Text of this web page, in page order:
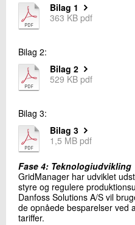
Bilag 1
363 KB pdf
Bilag 2:
Bilag 2
529 KB pdf
Bilag 3:
Bilag 3
1,5 MB pdf
Fase 4: Teknologiudvikling
GridManager har udviklet
styre og regulere
Danfoss Solutions A/S vil
de opnåede besparelser ved
tariffer.